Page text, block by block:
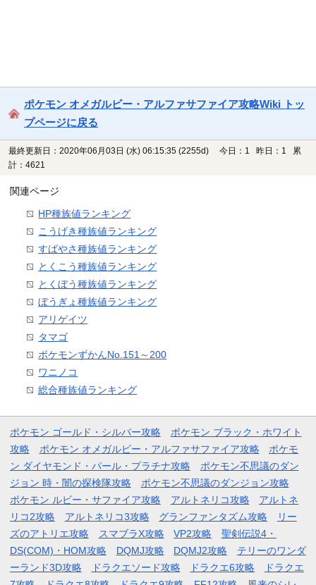
ポケモン オメガルビー・アルファサファイア攻略Wiki トッ
プページに戻る
最終更新日：2020年06月03日 (水) 06:15:35 (2255d)
今日：1 昨日：1 累
計：4621
関連ページ
HP種族値ランキング
こうげき種族値ランキング
すばやさ種族値ランキング
とくこう種族値ランキング
とくぼう種族値ランキング
ぼうぎょ種族値ランキング
アリゲイツ
タマゴ
ポケモンずかんNo.151～200
ワニノコ
総合種族値ランキング
ポケモン ゴールド・シルバー攻略
ポケモン ブラック・ホワイト
攻略
ポケモン オメガルビー・アルファサファイア攻略
ポケモ
ン ダイヤモンド・パール・プラチナ攻略
ポケモン不思議のダン
ジョン 時・闇の探検隊攻略
ポケモン不思議のダンジョン攻略
ポケモン ルビー・サファイア攻略
アルトネリコ攻略
アルトネ
リコ2攻略
アルトネリコ3攻略 グランファンタズム攻略
リー
ズのアトリエ攻略
スマブラX攻略 VP2攻略
聖剣伝説4・
DS(COM)・HOM攻略
DQMJ攻略 DQMJ2攻略
テリーのワンダ
ーランド3D攻略
ドラクエソード攻略 ドラクエ6攻略
ドラクエ